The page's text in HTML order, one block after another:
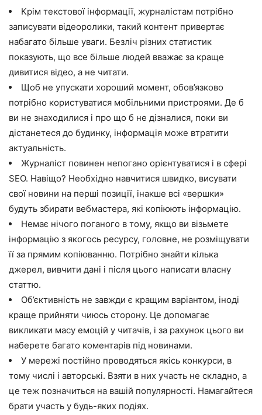
Крім текстової інформації, журналістам потрібно
записувати відеоролики, такий контент привертає
набагато більше уваги. Безліч різних статистик
показують, що все більше людей вважає за краще
дивитися відео, а не читати.
Щоб не упускати хороший момент, обов’язково
потрібно користуватися мобільними пристроями. Де б
ви не знаходилися і про що б не дізналися, поки ви
дістанетеся до будинку, інформація може втратити
актуальність.
Журналіст повинен непогано орієнтуватися і в сфері
SEO. Навіщо? Необхідно навчитися швидко, висувати
свої новини на перші позиції, інакше всі «вершки»
будуть збирати вебмастера, які копіюють інформацію.
Немає нічого поганого в тому, якщо ви візьмете
інформацію з якогось ресурсу, головне, не розміщувати
її за прямим копіюванню. Потрібно знайти кілька
джерел, вивчити дані і після цього написати власну
статтю.
Об’єктивність не завжди є кращим варіантом, іноді
краще прийняти чиюсь сторону. Це допомагає
викликати масу емоцій у читачів, і за рахунок цього ви
наберете багато коментарів під новинами.
У мережі постійно проводяться якісь конкурси, в
тому числі і авторські. Взяти в них участь не складно, а
це теж позначиться на вашій популярності. Намагайтеся
брати участь у будь-яких подіях.